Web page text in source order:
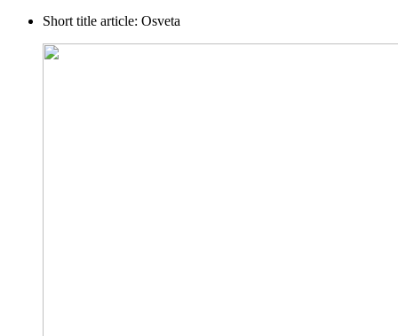
Short title article: Osveta